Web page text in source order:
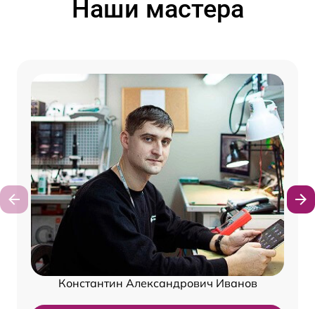
Наши мастера
Константин Александрович Иванов